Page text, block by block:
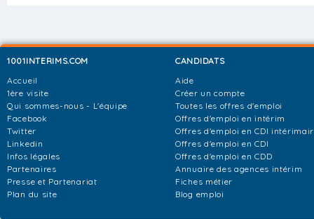
1001INTERIMS.COM
Accueil
1ère visite
Qui sommes-nous - L'équipe
Facebook
Twitter
Linkedin
Infos légales
Partenaires
Presse et Partenariat
Plan du site
CANDIDATS
Aide
Créer un compte
Toutes les offres d'emploi
Offres d'emploi en intérim
Offres d'emploi en CDI
Offres d'emploi en CDI
Offres d'emploi en CDD
Annuaire des agences intérim
Fiches métier
Blog emploi